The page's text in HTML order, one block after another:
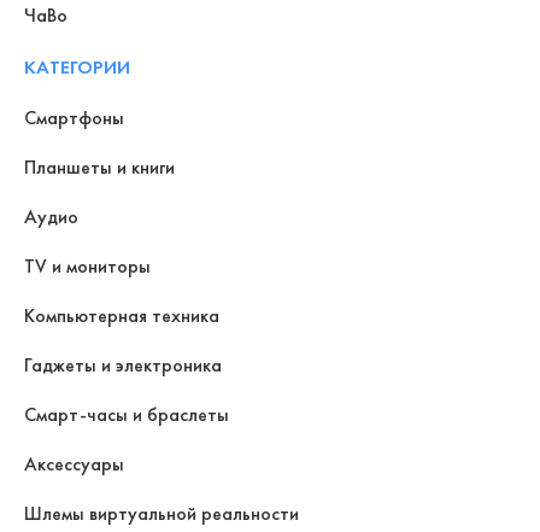
ЧаВо
КАТЕГОРИИ
Смартфоны
Планшеты и книги
Аудио
TV и мониторы
Компьютерная техника
Гаджеты и электроника
Смарт-часы и браслеты
Аксессуары
Шлемы виртуальной реальности